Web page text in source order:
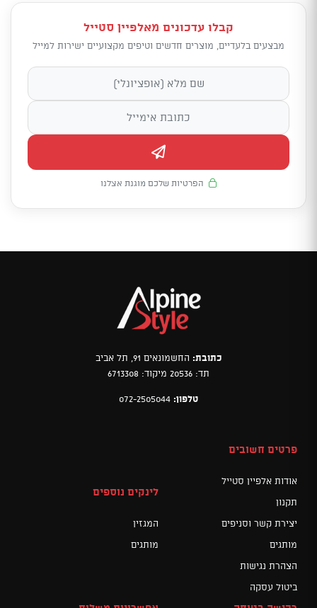
קבלו עדכונים מאלפיין סטייל
מבצעים בלעדיים, מוצרים חדשים וטיפים מקצועיים ישירות למייל
הפרטיות שלכם מוגנת אצלנו
כתובת: החשמונאים 91, תל אביב
תד: 20536 מיקוד: 6713308
טלפון: 072-2505044
פרטים חשובים
אודות אלפיין סטייל
תקנון
יצירת קשר וסניפים
מותגים
הצהרת נגישות
ביטול עסקה
לינקים נוספים
המגזין
מותגים